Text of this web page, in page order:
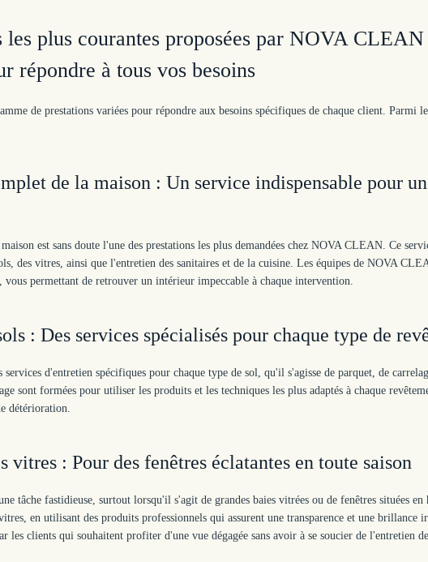
les plus courantes proposées par NOVA
répondre à tous vos besoins
de prestations variées pour répondre aux besoins spécifiques de chaque client. Parmi
de la maison : Un service indispensable pour
est sans doute l'une des prestations les plus demandées chez NOVA CLEAN. Ce
des vitres, ainsi que l'entretien des sanitaires et de la cuisine. Les équipes de NOVA
vous permettant de retrouver un intérieur impeccable à chaque intervention.
: Des services spécialisés pour chaque type de
d'entretien spécifiques pour chaque type de sol, qu'il s'agisse de parquet, de
sont formées pour utiliser les produits et les techniques les plus adaptés à chaque
détérioration.
vitres : Pour des fenêtres éclatantes en toute saison
tâche fastidieuse, surtout lorsqu'il s'agit de grandes baies vitrées ou de fenêtres situées
en utilisant des produits professionnels qui assurent une transparence et une brillance
les clients qui souhaitent profiter d'une vue dégagée sans avoir à se soucier de l'entretien